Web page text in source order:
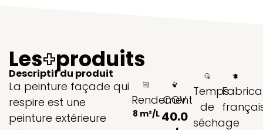
Les+produits
Descriptif du produit
La peinture façade qui
respire est une
peinture extérieure
Rendement
8 m²/L
COV
40.0
Temps
de
séchage